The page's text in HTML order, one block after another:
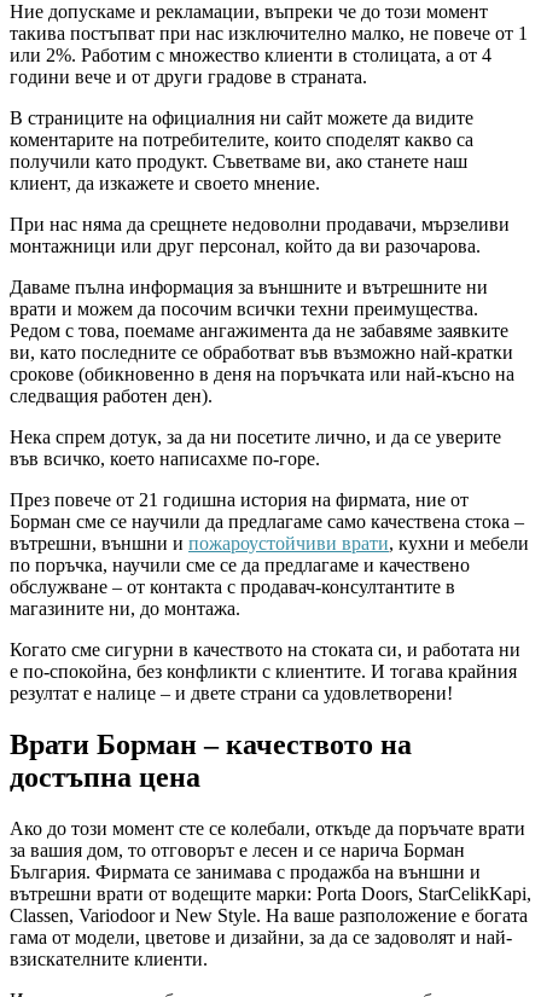
Ние допускаме и рекламации, въпреки че до този момент
такива постъпват при нас изключително малко, не повече от 1
или 2%. Работим с множество клиенти в столицата, а от 4
години вече и от други градове в страната.
В страниците на официалния ни сайт можете да видите
коментарите на потребителите, които споделят какво са
получили като продукт. Съветваме ви, ако станете наш
клиент, да изкажете и своето мнение.
При нас няма да срещнете недоволни продавачи, мързеливи
монтажници или друг персонал, който да ви разочарова.
Даваме пълна информация за външните и вътрешните ни
врати и можем да посочим всички техни преимущества.
Редом с това, поемаме ангажимента да не забавяме заявките
ви, като последните се обработват във възможно най-кратки
срокове (обикновенно в деня на поръчката или най-късно на
следващия работен ден).
Нека спрем дотук, за да ни посетите лично, и да се уверите
във всичко, което написахме по-горе.
През повече от 21 годишна история на фирмата, ние от
Борман сме се научили да предлагаме само качествена стока –
вътрешни, външни и пожароустойчиви врати, кухни и мебели
по поръчка, научили сме се да предлагаме и качествено
обслужване – от контакта с продавач-консултантите в
магазините ни, до монтажа.
Когато сме сигурни в качеството на стоката си, и работата ни
е по-спокойна, без конфликти с клиентите. И тогава крайния
резултат е налице – и двете страни са удовлетворени!
Врати Борман – качеството на
достъпна цена
Ако до този момент сте се колебали, откъде да поръчате врати
за вашия дом, то отговорът е лесен и се нарича Борман
България. Фирмата се занимава с продажба на външни и
вътрешни врати от водещите марки: Porta Doors, StarCelikKapi,
Classen, Variodoor и New Style. На ваше разположение е богата
гама от модели, цветове и дизайни, за да се задоволят и най-
взискателните клиенти.